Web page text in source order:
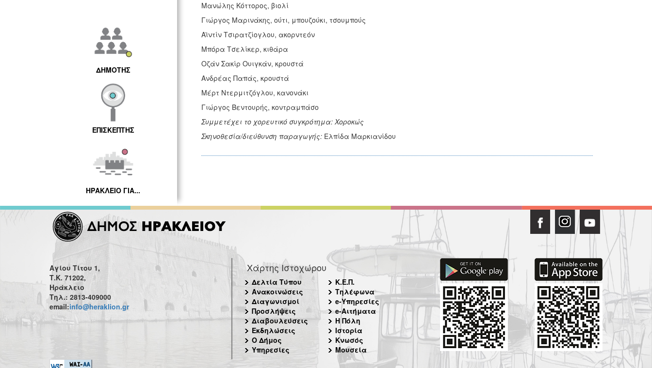
ΔΗΜΟΤΗΣ
ΕΠΙΣΚΕΠΤΗΣ
ΗΡΑΚΛΕΙΟ ΓΙΑ...
Μανώλης Κόττορος, βιολί
Γιώργος Μαρινάκης, ούτι, μπουζούκι, τσουμπούς
Αϊντίν Τσιρατζίογλου, ακορντεόν
Μπόρα Τσελίκερ, κιθάρα
Οζάν Σακίρ Ουιγκάν, κρουστά
Ανδρέας Παπάς, κρουστά
Μέρτ Ντερμιτζόγλου, κανονάκι
Γιώργος Βεντουρής, κοντραμπάσο
Συμμετέχει το χορευτικό συγκρότημα: Χοροκώς
Σκηνοθεσία/διεύθυνση παραγωγής: Ελπίδα Μαρκιανίδου
Αγίου Τίτου 1,
Τ.Κ. 71202,
Ηράκλειο
Τηλ.: 2813-409000
email:info@heraklion.gr
Χάρτης Ιστοχώρου
Δελτία Τύπου
Ανακοινώσεις
Διαγωνισμοί
Προσλήψεις
Διαβουλεύσεις
Εκδηλώσεις
Ο Δήμος
Υπηρεσίες
Κ.Ε.Π.
Τηλέφωνα
e-Υπηρεσίες
e-Αιτήματα
Η Πόλη
Ιστορία
Κνωσός
Μουσεία